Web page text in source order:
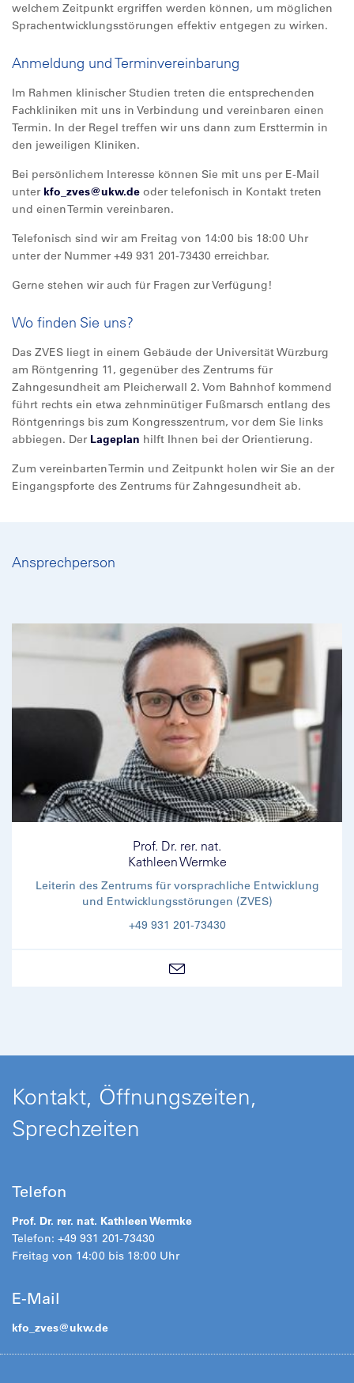
welchem Zeitpunkt ergriffen werden können, um möglichen
Sprachentwicklungsstörungen effektiv entgegen zu wirken.
Anmeldung und Terminvereinbarung
Im Rahmen klinischer Studien treten die entsprechenden
Fachkliniken mit uns in Verbindung und vereinbaren einen
Termin. In der Regel treffen wir uns dann zum Ersttermin in
den jeweiligen Kliniken.
Bei persönlichem Interesse können Sie mit uns per E-Mail
unter kfo_zves@ukw.de oder telefonisch in Kontakt treten
und einen Termin vereinbaren.
Telefonisch sind wir am Freitag von 14:00 bis 18:00 Uhr
unter der Nummer +49 931 201-73430 erreichbar.
Gerne stehen wir auch für Fragen zur Verfügung!
Wo finden Sie uns?
Das ZVES liegt in einem Gebäude der Universität Würzburg
am Röntgenring 11, gegenüber des Zentrums für
Zahngesundheit am Pleicherwall 2. Vom Bahnhof kommend
führt rechts ein etwa zehnminütiger Fußmarsch entlang des
Röntgenrings bis zum Kongresszentrum, vor dem Sie links
abbiegen. Der Lageplan hilft Ihnen bei der Orientierung.
Zum vereinbarten Termin und Zeitpunkt holen wir Sie an der
Eingangspforte des Zentrums für Zahngesundheit ab.
Ansprechperson
Prof. Dr. rer. nat.
Kathleen Wermke
Leiterin des Zentrums für vorsprachliche Entwicklung
und Entwicklungsstörungen (ZVES)
+49 931 201-73430
Kontakt, Öffnungszeiten,
Sprechzeiten
Telefon
Prof. Dr. rer. nat. Kathleen Wermke
Telefon: +49 931 201-73430
Freitag von 14:00 bis 18:00 Uhr
E-Mail
kfo_zves@ukw.de